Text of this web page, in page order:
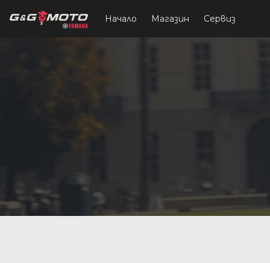
Начало Магазин Сервиз